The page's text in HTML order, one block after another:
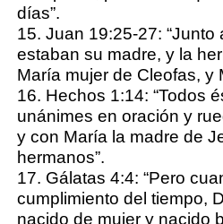
días”.
15. Juan 19:25-27:
estaban su madre, y la
María mujer de Cleofas, y
16. Hechos 1:14: “Todos
unánimes en oración y
y con María la madre de
hermanos”.
17. Gálatas 4:4: “Pero
cumplimiento del tiempo,
nacido de mujer y nacido